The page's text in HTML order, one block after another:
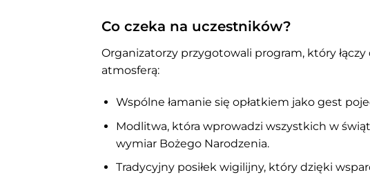
Co czeka na uczestników?
Organizatorzy przygotowali program, który
atmosferą:
Wspólne łamanie się opłatkiem jako gest
Modlitwa, która wprowadzi wszystkich w
wymiar Bożego Narodzenia.
Tradycyjny posiłek wigilijny, który dzięki